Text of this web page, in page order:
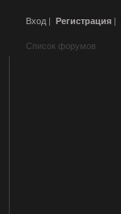
Вход | Регистрация |
Список форумов